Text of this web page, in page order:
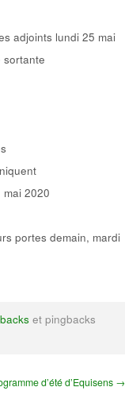
adjoints lundi 25 mai
sortante
2020
portes demain, mardi
et pingbacks
d’été d’Equisens →